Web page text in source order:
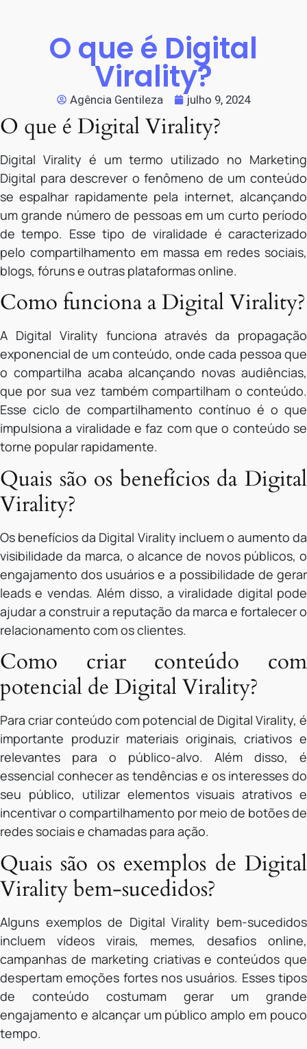
O que é Digital
Virality?
Agência Gentileza julho 9, 2024
O que é Digital Virality?
Digital Virality é um termo utilizado no Marketing
Digital para descrever o fenômeno de um conteúdo
se espalhar rapidamente pela internet, alcançando
um grande número de pessoas em um curto período
de tempo. Esse tipo de viralidade é caracterizado
pelo compartilhamento em massa em redes sociais,
blogs, fóruns e outras plataformas online.
Como funciona a Digital Virality?
A Digital Virality funciona através da propagação
exponencial de um conteúdo, onde cada pessoa que
o compartilha acaba alcançando novas audiências,
que por sua vez também compartilham o conteúdo.
Esse ciclo de compartilhamento contínuo é o que
impulsiona a viralidade e faz com que o conteúdo se
torne popular rapidamente.
Quais são os benefícios da Digital
Virality?
Os benefícios da Digital Virality incluem o aumento da
visibilidade da marca, o alcance de novos públicos, o
engajamento dos usuários e a possibilidade de gerar
leads e vendas. Além disso, a viralidade digital pode
ajudar a construir a reputação da marca e fortalecer o
relacionamento com os clientes.
Como criar conteúdo com
potencial de Digital Virality?
Para criar conteúdo com potencial de Digital Virality, é
importante produzir materiais originais, criativos e
relevantes para o público-alvo. Além disso, é
essencial conhecer as tendências e os interesses do
seu público, utilizar elementos visuais atrativos e
incentivar o compartilhamento por meio de botões de
redes sociais e chamadas para ação.
Quais são os exemplos de Digital
Virality bem-sucedidos?
Alguns exemplos de Digital Virality bem-sucedidos
incluem vídeos virais, memes, desafios online,
campanhas de marketing criativas e conteúdos que
despertam emoções fortes nos usuários. Esses tipos
de conteúdo costumam gerar um grande
engajamento e alcançar um público amplo em pouco
tempo.